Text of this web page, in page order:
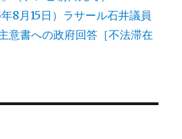
8月15日）ラサール石井議員
意書への政府回答［不法滞在